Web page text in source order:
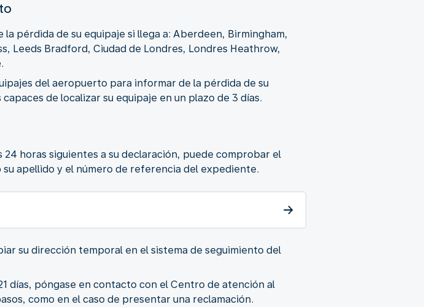
pérdida de su equipaje si llega a: Aberdeen, Birmingham,
Leeds Bradford, Ciudad de Londres, Londres Heathrow,
del aeropuerto para informar de la pérdida de su
de localizar su equipaje en un plazo de 3 días.
horas siguientes a su declaración, puede comprobar el
apellido y el número de referencia del expediente.
su dirección temporal en el sistema de seguimiento del
días, póngase en contacto con el Centro de atención al
como en el caso de presentar una reclamación.